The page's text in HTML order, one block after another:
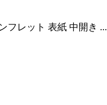
レット 表紙 中開き ...